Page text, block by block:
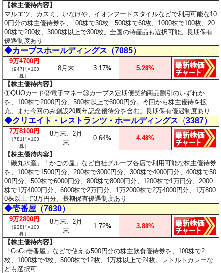
【株主優待内容】
マルエツ、カスミ、いなげや、イオンフードスタイルなどで利用可能な10
0円分の株主優待券を、100株で30枚、500株で60枚、1000株で100枚、20
00株で200枚、3000株以上で300枚。全国の特産品も選択可能。長期保有
優遇制度あり
◆カーブスホールディングス（7085）
9万4700円
（947円×100
株）
8月末 3.17% 5.28%
【株主優待内容】
①QUOカード②電子マネー③カーブス定期便契約商品割引のいずれか
を、100株で2000円分、500株以上で3000円分。今回から株主優待を拡
充、また今回のみ創設20周年記念優待分を含む。長期保有優遇制度あり
◆クリエイト・レストランツ・ホールディングス（3387）
7万8100円
（781円×100
株）
8月末、2月
末
0.64% 4.48%
【株主優待内容】
「磯丸水産」「かごの屋」など自社グループ各店で利用可能な株主優待券
を、100株で1500円分、200株で3000円分、300株で4000円分、400株で50
00円分、500株で6000円分、800株で8000円分、1200株で1万円分、2000
株で1万4000円分、6000株で2万円分、1万2000株で2万4000円分、1万800
0株以上で3万円分。長期保有優遇制度あり
◆壱番屋（7630）
9万2800円
（928円×100
株）
8月末、2月
末
1.72% 3.88%
【株主優待内容】
「CoCo壱番屋」などで使える500円分の株主飲食優待券を、100株で2
枚、1000株で4枚、5000株で12枚、1万株以上で24枚。レトルトカレーな
ども選択可